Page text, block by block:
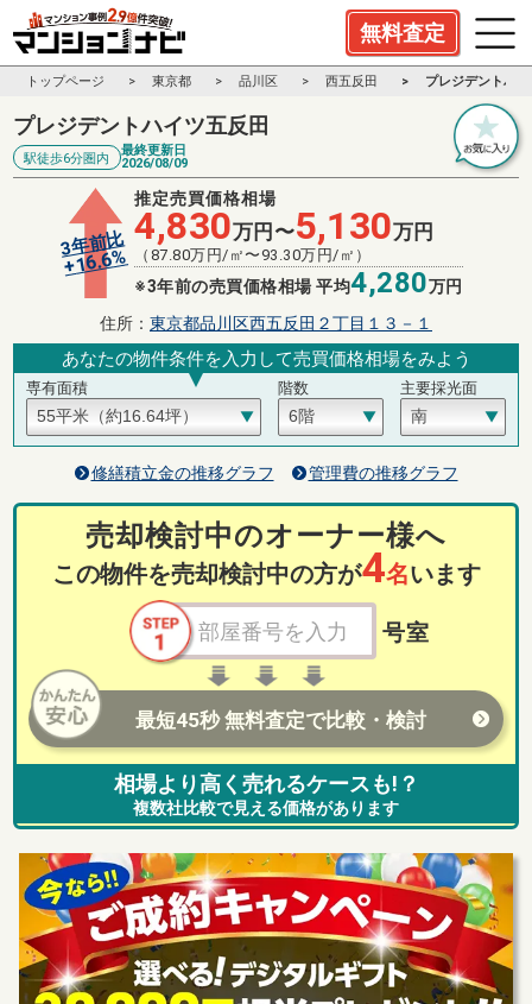
無料査定
トップページ 東京都 品川区 西五反田 プレジデントハ
プレジデントハイツ五反田
駅徒歩6分圏内
最終更新日
2026/08/09
3年前比
+16.6%
推定売買価格相場
4,830万円〜5,130万円
（ 87.80万円/㎡〜 93.30万円/㎡）
※3年前の売買価格相場 平均4,280万円
住所： 東京都品川区西五反田２丁目１３－１
あなたの物件条件を入力して売買価格相場をみよう
専有面積 階数 主要採光面
修繕積立金の推移グラフ 管理費の推移グラフ
売却検討中のオーナー様へ
この物件を売却検討中の方が4名います
号室
最短45秒 無料査定で比較・検討
相場より高く売れるケースも!？
複数社比較で見える価格があります